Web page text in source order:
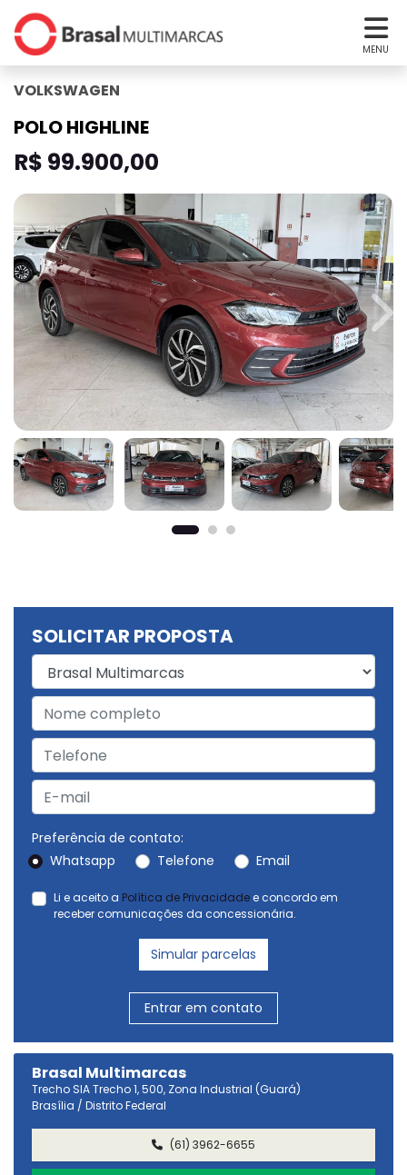
MENU
VOLKSWAGEN
POLO HIGHLINE
R$ 99.900,00
Brasal Multimarcas
Trecho SIA Trecho 1, 500, Zona Industrial (Guará)
Brasília / Distrito Federal
(61) 3962-6655
SOLICITAR PROPOSTA
Preferência de contato:
Whatsapp
Telefone Email
Li e aceito a Política de Privacidadee concordo em
receber comunicações da concessionária.
Simular parcelas
Entrar em contato